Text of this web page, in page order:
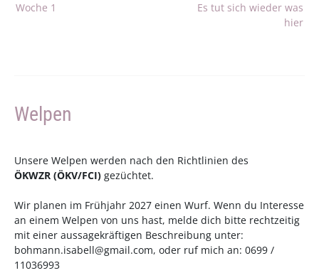
Es tut sich wieder was
hier
Woche 1
Welpen
Unsere Welpen werden nach den Richtlinien des
ÖKWZR (ÖKV/FCI) gezüchtet.
Wir planen im Frühjahr 2027 einen Wurf. Wenn du Interesse
an einem Welpen von uns hast, melde dich bitte rechtzeitig
mit einer aussagekräftigen Beschreibung unter:
bohmann.isabell@gmail.com, oder ruf mich an: 0699 /
11036993